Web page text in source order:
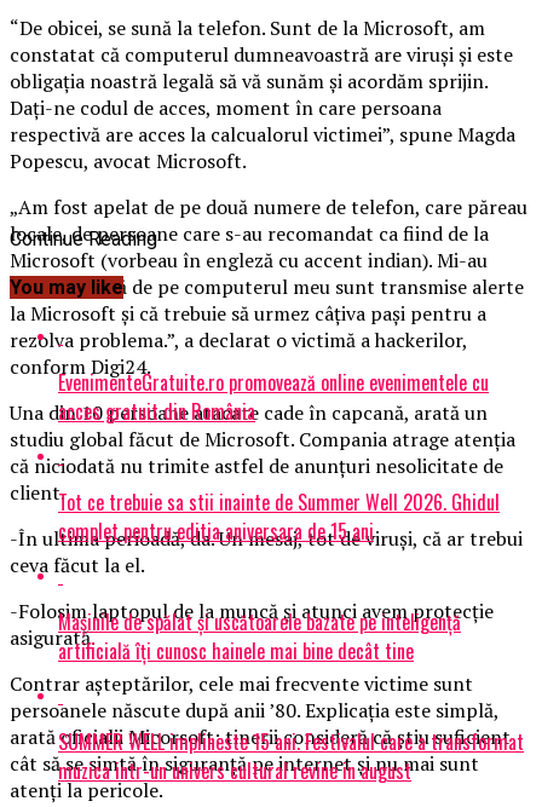
“De obicei, se sună la telefon. Sunt de la Microsoft, am
constatat că computerul dumneavoastră are viruşi şi este
obligaţia noastră legală să vă sunăm şi acordăm sprijin.
Daţi-ne codul de acces, moment în care persoana
respectivă are acces la calcualorul victimei”, spune Magda
Popescu, avocat Microsoft.
„Am fost apelat de pe două numere de telefon, care păreau
locale, de persoane care s-au recomandat ca fiind de la
Microsoft (vorbeau în engleză cu accent indian). Mi-au
comunicat că de pe computerul meu sunt transmise alerte
la Microsoft şi că trebuie să urmez câţiva paşi pentru a
rezolva problema.”, a declarat o victimă a hackerilor,
conform Digi24.
Una din 10 persoane atacate cade în capcană, arată un
studiu global făcut de Microsoft. Compania atrage atenţia
că niciodată nu trimite astfel de anunţuri nesolicitate de
client.
-În ultima perioadă, da. Un mesaj, tot de viruşi, că ar trebui
ceva făcut la el.
-Folosim laptopul de la muncă şi atunci avem protecţie
asigurată.
Contrar aşteptărilor, cele mai frecvente victime sunt
persoanele născute după anii ’80. Explicaţia este simplă,
arată oficialii Micorsoft: tinerii consideră că ştiu suficient
cât să se simtă în siguranţă pe internet şi nu mai sunt
atenţi la pericole.
Continue Reading
You may like
EvenimenteGratuite.ro promovează online evenimentele cu
acces gratuit din România
Tot ce trebuie sa stii inainte de Summer Well 2026. Ghidul
complet pentru editia aniversara de 15 ani
Mașinile de spălat și uscătoarele bazate pe inteligență
artificială îți cunosc hainele mai bine decât tine
SUMMER WELL implineste 15 ani. Festivalul care a transformat
muzica intr-un univers cultural revine in august